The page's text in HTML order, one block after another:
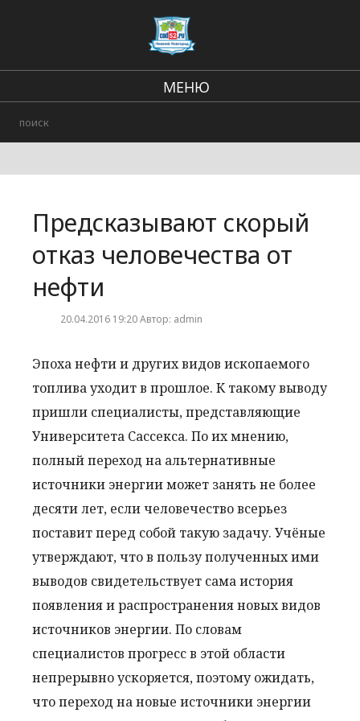
МЕНЮ
Городские события
Предсказывают скорый
отказ человечества от
нефти
20.04.2016 19:20 Автор: admin
Эпоха нефти и других видов ископаемого
топлива уходит в прошлое. К такому выводу
пришли специалисты, представляющие
Университета Сассекса. По их мнению,
полный переход на альтернативные
источники энергии может занять не более
десяти лет, если человечество всерьез
поставит перед собой такую задачу. Учёные
утверждают, что в пользу полученных ими
выводов свидетельствует сама история
появления и распространения новых видов
источников энергии. По словам
специалистов прогресс в этой области
непрерывно ускоряется, поэтому ожидать,
что переход на новые источники энергии